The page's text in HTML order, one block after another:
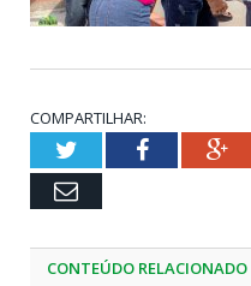
COMPARTILHAR:
TwitterFacebook
Email
CONTEÚDO RELACIONADO